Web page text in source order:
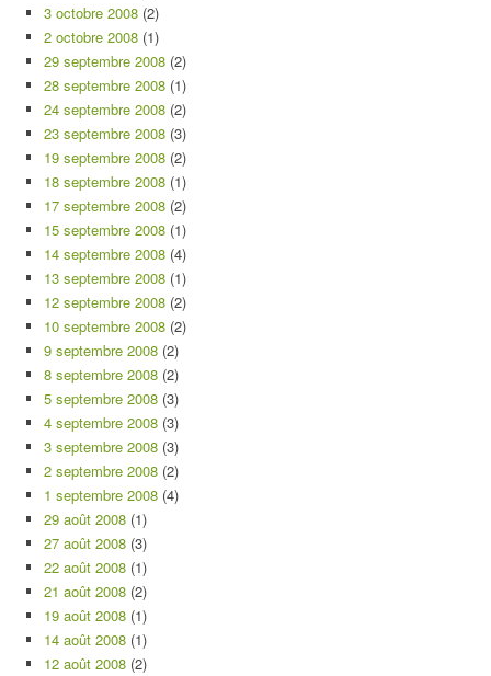
3 octobre 2008 (2)
2 octobre 2008 (1)
29 septembre 2008 (2)
28 septembre 2008 (1)
24 septembre 2008 (2)
23 septembre 2008 (3)
19 septembre 2008 (2)
18 septembre 2008 (1)
17 septembre 2008 (2)
15 septembre 2008 (1)
14 septembre 2008 (4)
13 septembre 2008 (1)
12 septembre 2008 (2)
10 septembre 2008 (2)
9 septembre 2008 (2)
8 septembre 2008 (2)
5 septembre 2008 (3)
4 septembre 2008 (3)
3 septembre 2008 (3)
2 septembre 2008 (2)
1 septembre 2008 (4)
29 août 2008 (1)
27 août 2008 (3)
22 août 2008 (1)
21 août 2008 (2)
19 août 2008 (1)
14 août 2008 (1)
12 août 2008 (2)